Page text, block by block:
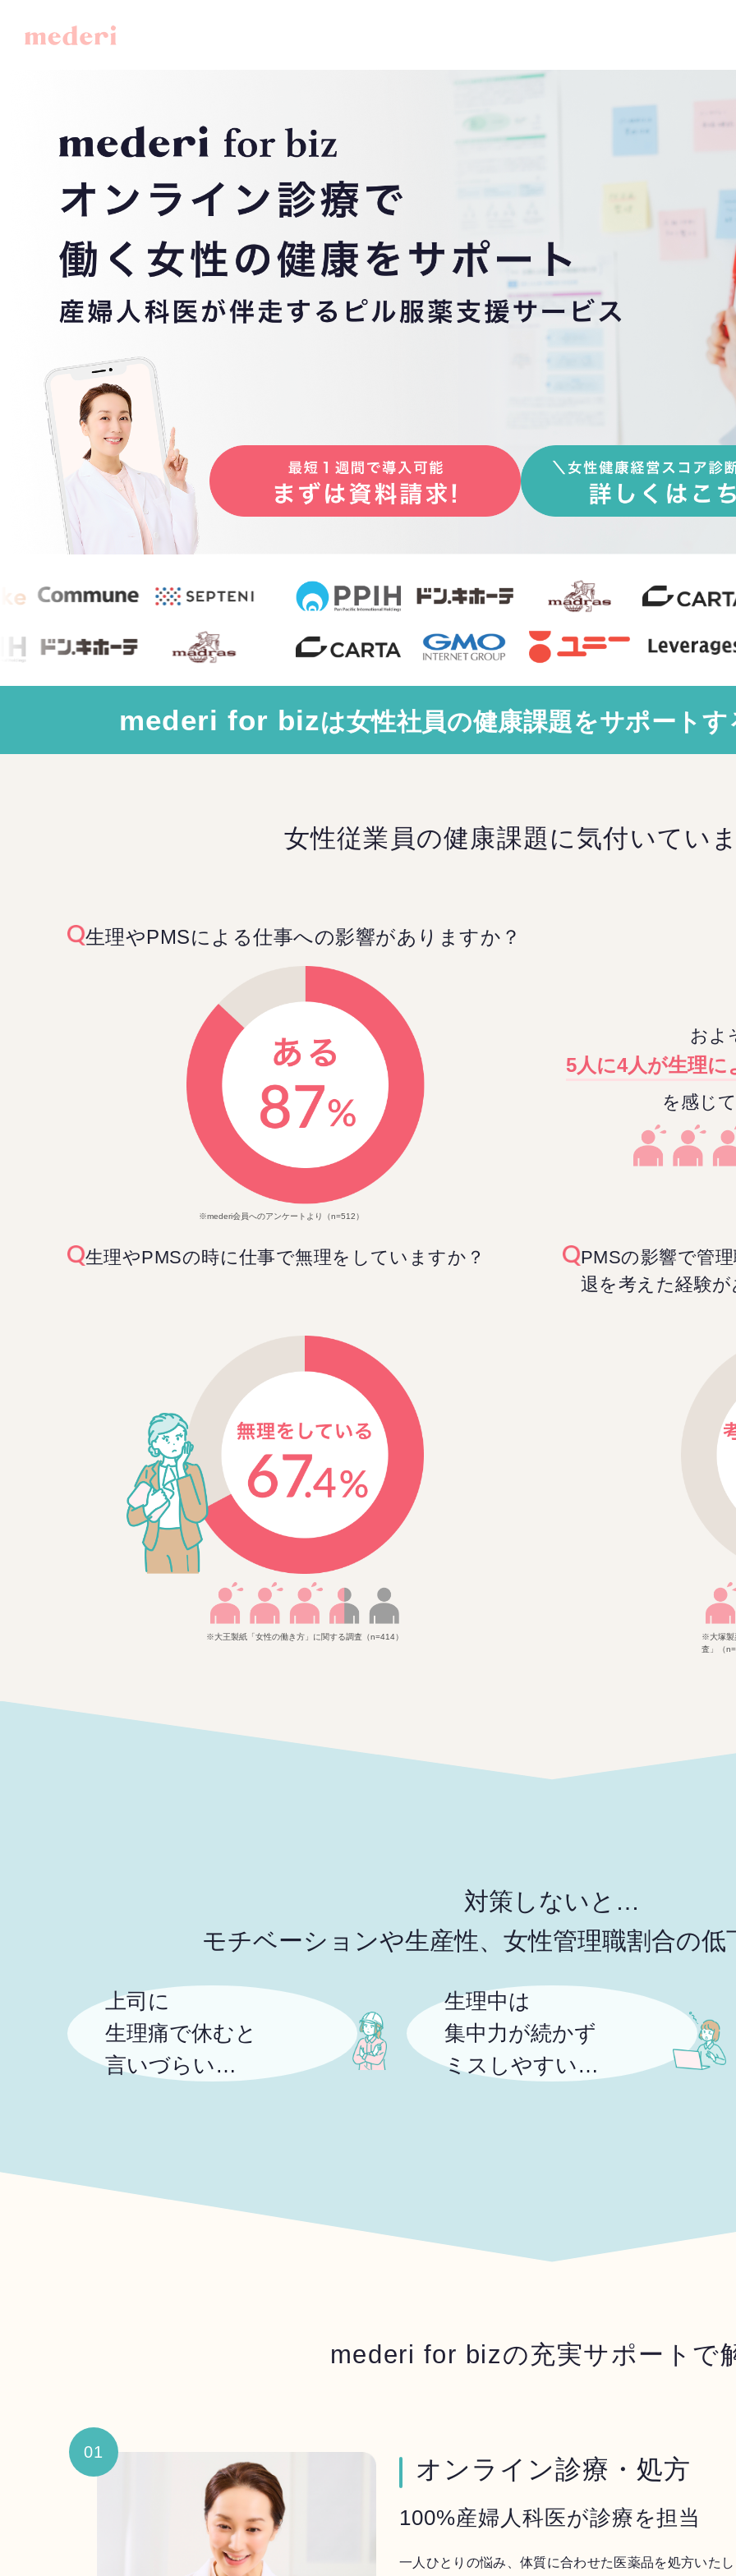
mederi for bizは女性社員の健康課題をサポート
女性従業員の健康課題に気付いてい
生理やPMSによる仕事への影響がありますか？
※mederi会員へのアンケートより（n=512）
お
5人に4人が生理
を感じ
生理やPMSの時に仕事で無理をしていますか？
※大王製紙「女性の働き方」に関する調査（n=414）
PMSの影響で管
退を考えた経験
※大塚製
査」（
対策しないと…
モチベーションや生産性、女性管理職割合の
上司に
生理痛で休むと
言いづらい…
生理中は
集中力が続かず
ミスしやすい…
mederi for bizの充実サポートで
01
オンライン診療・処方
100%産婦人科医が診療を担当
一人ひとりの悩み、体質に合わせた医薬品を処方いた